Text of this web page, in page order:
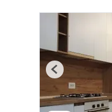
Previous